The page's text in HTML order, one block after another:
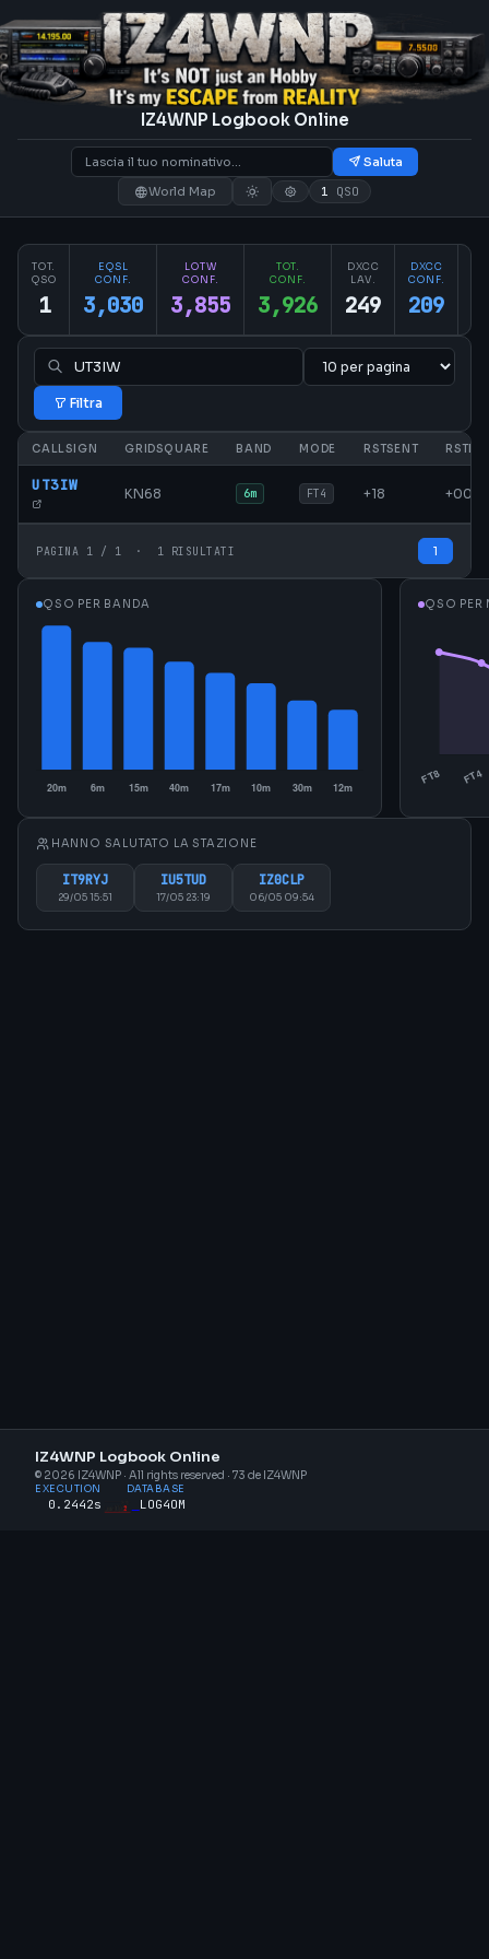
IZ4WNP Logbook Online
Saluta
World Map
1 QSO
TOT.
QSO
1
EQSL
CONF.
3,030
LOTW
CONF.
3,855
TOT.
CONF.
3,926
DXCC
LAV.
249
DXCC
CONF.
209
Filtra
CALLSIGN GRIDSQUARE BAND MODE RSTSENT
UT3IW KN68 6m FT4 +18 +00
PAGINA 1 / 1 · 1 RISULTATI 1
QSO PER BANDA QSO PER
HANNO SALUTATO LA STAZIONE
IT9RYJ
29/05 15:51
IU5TUD
17/05 23:19
IZ0CLP
06/05 09:54
IZ4WNP Logbook Online
© 2026 IZ4WNP · All rights reserved · 73 de IZ4WNP
EXECUTION
0.2442s
DATABASE
LOG4OM